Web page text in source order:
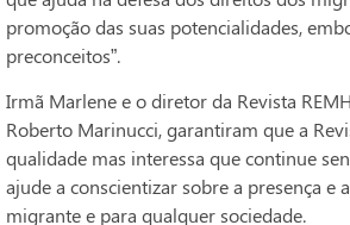
promoção das suas potencialidades,
preconceitos”.
Irmã Marlene e o diretor da Revista
Roberto Marinucci, garantiram que a
qualidade mas interessa que continue
ajude a conscientizar sobre a presença e
migrante e para qualquer sociedade.